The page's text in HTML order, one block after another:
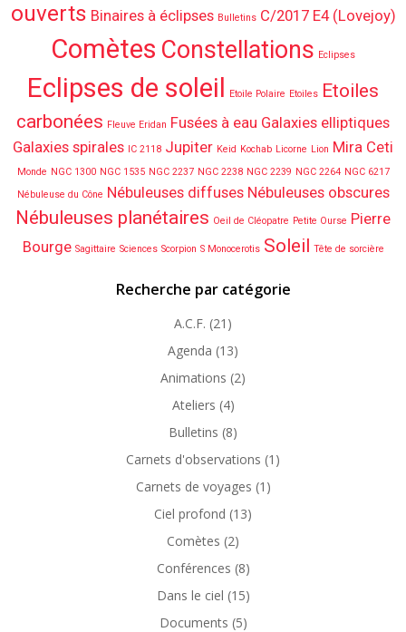
ouverts Binaires à éclipses Bulletins C/2017 E4 (Lovejoy)
Comètes Constellations Eclipses
Eclipses de soleil Etoile Polaire Etoiles Etoiles
carbonées Fleuve Eridan Fusées à eau Galaxies elliptiques
Galaxies spirales IC 2118 Jupiter Keid Kochab Licorne Lion Mira Ceti
Monde NGC 1300 NGC 1535 NGC 2237 NGC 2238 NGC 2239 NGC 2264 NGC 6217
Nébuleuse du Cône Nébuleuses diffuses Nébuleuses obscures
Nébuleuses planétaires Oeil de Cléopatre Petite Ourse Pierre
Bourge Sagittaire Sciences Scorpion S Monocerotis Soleil Tête de sorcière
Recherche par catégorie
A.C.F. (21)
Agenda (13)
Animations (2)
Ateliers (4)
Bulletins (8)
Carnets d'observations (1)
Carnets de voyages (1)
Ciel profond (13)
Comètes (2)
Conférences (8)
Dans le ciel (15)
Documents (5)